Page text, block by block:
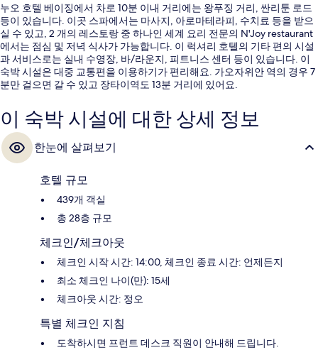
누오 호텔 베이징에서 차로 10분 이내 거리에는 왕푸징 거리, 싼리툰 로드
등이 있습니다. 이곳 스파에서는 마사지, 아로마테라피, 수치료 등을 받으
실 수 있고, 2 개의 레스토랑 중 하나인 세계 요리 전문의 N'Joy restaurant
에서는 점심 및 저녁 식사가 가능합니다. 이 럭셔리 호텔의 기타 편의 시설
과 서비스로는 실내 수영장, 바/라운지, 피트니스 센터 등이 있습니다. 이
숙박 시설은 대중 교통편을 이용하기가 편리해요. 가오자위안 역의 경우 7
분만 걸으면 갈 수 있고 장타이역도 13분 거리에 있어요.
이 숙박 시설에 대한 상세 정보
한눈에 살펴보기
호텔 규모
439개 객실
총 28층 규모
체크인/체크아웃
체크인 시작 시간: 14:00, 체크인 종료 시간: 언제든지
최소 체크인 나이(만): 15세
체크아웃 시간: 정오
특별 체크인 지침
도착하시면 프런트 데스크 직원이 안내해 드립니다.